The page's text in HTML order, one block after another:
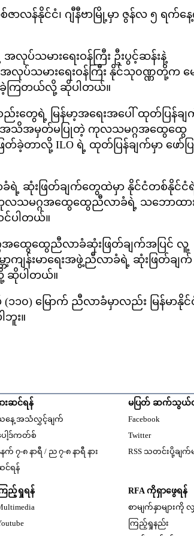
ာလန်နိုင်ငံ၊ ဂျီနီဗာမြို့မှာ ဇွန်လ ၅ ရက်န
သမား‌ရေးဝန်ကြီး ဦးပွင့်ဆန်းနဲ့
လုပ်သမားရေးဝန်ကြီး နိုင်သု၀ဏ္ဏတို့က
ခဲ့ကြတယ်လို့ ဆိုပါတယ်။
းတွေရဲ့ မြန်မာ့အရေးအပေါ် ထုတ်ပြန်ခ
အသိအမှတ်မပြုတဲ့ ကုလသမဂ္ဂအထွေထွေ
တာလို့ ILO ရဲ့ ထုတ်ပြန်ချက်မှာ ဖော်ပြ
ဆုံးဖြတ်ချက်တွေထဲမှာ နိုင်ငံတစ်နိုင်ငံ
ာ ကုလသမဂ္ဂအထွေထွေညီလာခံရဲ့ သဘောထ
င်ပါတယ်။
အထွေထွေညီလာခံဆုံးဖြတ်ချက်အပြင် လူ့
ကျန်းမာရေးအဖွဲ့ညီလာခံရဲ့ ဆုံးဖြတ်ချက်
ဆိုပါတယ်။
၁၀) မြောက် ညီလာခံမှာလည်း မြန်မာနိုင်
း။
ားဆင်ရန်
နေ့ အသံလွှင့်ချက်
ေါ့ဒ်ကတ်စ်
က် ၇-၈ နာရီ / ည ၇-၈ နာရီ နား
င်ရန်
ြည့်ရှုရန်
မပြတ် ဆက်သွယ်ထ
Facebook
Twitter
RSS သတင်းပို့ချက်မ
RFA ကိုရှာဖွေရန်
စာမျက်နှာများကို
ကြည့်ရှုနည်း